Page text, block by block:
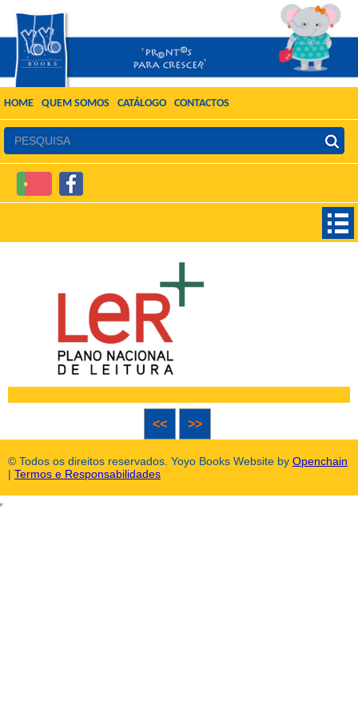
HOME QUEM SOMOS CATÁLOGO CONTACTOS
<< >>
© Todos os direitos reservados. Yoyo Books Website by Openchain
| Termos e Responsabilidades